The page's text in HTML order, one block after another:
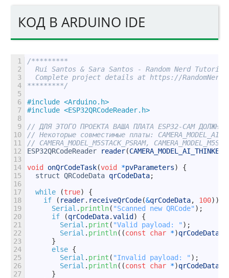
КОД В ARDUINO IDE
1
2
3
4
5
6
7
8
9
10
11
12
13
14
15
16
17
18
19
20
21
22
23
24
25
26
27
/*********
Rui Santos & Sara Santos - Random Nerd
Complete project details at https://
*********/
#include <Arduino.h>
#include <ESP32QRCodeReader.h>
// ДЛЯ ЭТОГО ПРОЕКТА ВАША ПЛАТА ESP32-CAM ДОЛЖНА
// Некоторые совместимые платы:
// CAMERA_MODEL_M5STACK_PSRAM,
ESP32QRCodeReader
reader(CAMERA_MODEL_AI_THINKER
void
onQrCodeTask(void *pvParameters)
{
struct QRCodeData qrCodeData;
while
(true)
{
if
( reader. receiveQrCode(&qrCodeData, 100) )
Serial . println( "Scanned new QRCode" ) ;
if
(qrCodeData.valid )
{
Serial . print ( "Valid payload: " ) ;
Serial . println( (const char *)qrCodeData
}
else {
Serial . print ( "Invalid payload: " ) ;
Serial . println( (const char *)qrCodeData
}